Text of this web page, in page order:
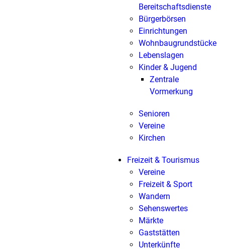
Bereitschaftsdienste
Bürgerbörsen
Einrichtungen
Wohnbaugrundstücke
Lebenslagen
Kinder & Jugend
Zentrale
Vormerkung
Senioren
Vereine
Kirchen
Freizeit & Tourismus
Vereine
Freizeit & Sport
Wandern
Sehenswertes
Märkte
Gaststätten
Unterkünfte